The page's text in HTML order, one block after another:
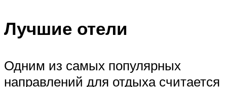
Лучшие отели
Одним из самых популярных
направлений для отдыха считается